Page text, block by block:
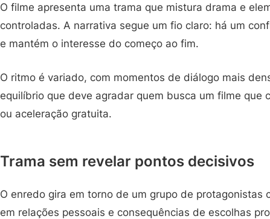
O filme apresenta uma trama que mistura drama e
controladas. A narrativa segue um fio claro: há um
e mantém o interesse do começo ao fim.
O ritmo é variado, com momentos de diálogo mais
equilíbrio que deve agradar quem busca um filme que
ou aceleração gratuita.
Trama sem revelar pontos decisivos
O enredo gira em torno de um grupo de
em relações pessoais e consequências de escolhas